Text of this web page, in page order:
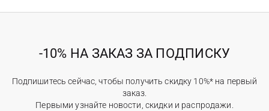
-10% НА ЗАКАЗ ЗА ПОДПИСКУ
Подпишитесь сейчас, чтобы получить скидку 10%* на первый
заказ.
Первыми узнайте новости, скидки и распродажи.